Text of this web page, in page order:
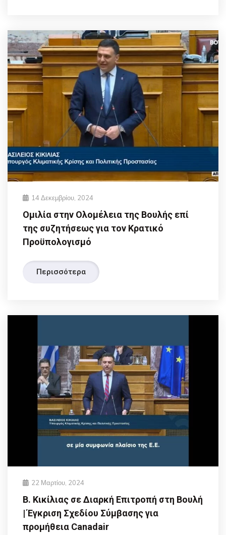
14 Δεκεμβρίου, 2024
Ομιλία στην Ολομέλεια της Βουλής επί
της συζητήσεως για τον Κρατικό
Προϋπολογισμό
Περισσότερα
22 Μαρτίου, 2024
Β. Κικίλιας σε Διαρκή Επιτροπή στη Βουλή
| Έγκριση Σχεδίου Σύμβασης για
προμήθεια Canadair